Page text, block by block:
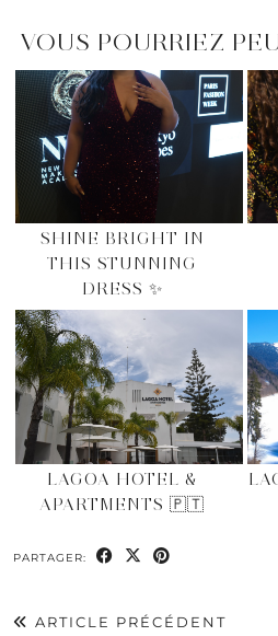
VOUS POURRIEZ
SHINE BRIGHT IN
THIS STUNNING
DRESS ✨
LAGOA HOTEL &
APARTMENTS 🇵🇹
PARTAGER:
ARTICLE PRÉCÉDENT